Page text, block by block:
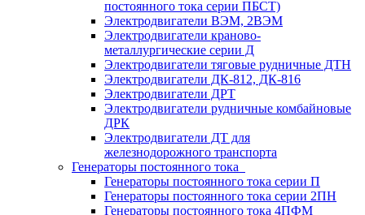
постоянного тока серии ПБСТ)
Электродвигатели ВЭМ, 2ВЭМ
Электродвигатели краново-
металлургические серии Д
Электродвигатели тяговые рудничные ДТН
Электродвигатели ДК-812, ДК-816
Электродвигатели ДРТ
Электродвигатели рудничные комбайновые
ДРК
Электродвигатели ДТ для
железнодорожного транспорта
Генераторы постоянного тока
Генераторы постоянного тока серии П
Генераторы постоянного тока серии 2ПН
Генераторы постоянного тока 4ПФМ